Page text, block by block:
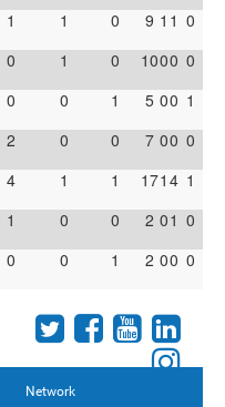
1 1 0 9 1 1 0
0 1 0 1000 0
0 0 1 5 00 1
2 0 0 7 00 0
4 1 1 171 4 1
1 0 0 2 01 0
0 0 1 2 00 0
Network